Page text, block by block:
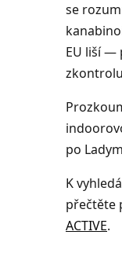
se
EU liší —
po
K
přečtěte
ACTIVE.